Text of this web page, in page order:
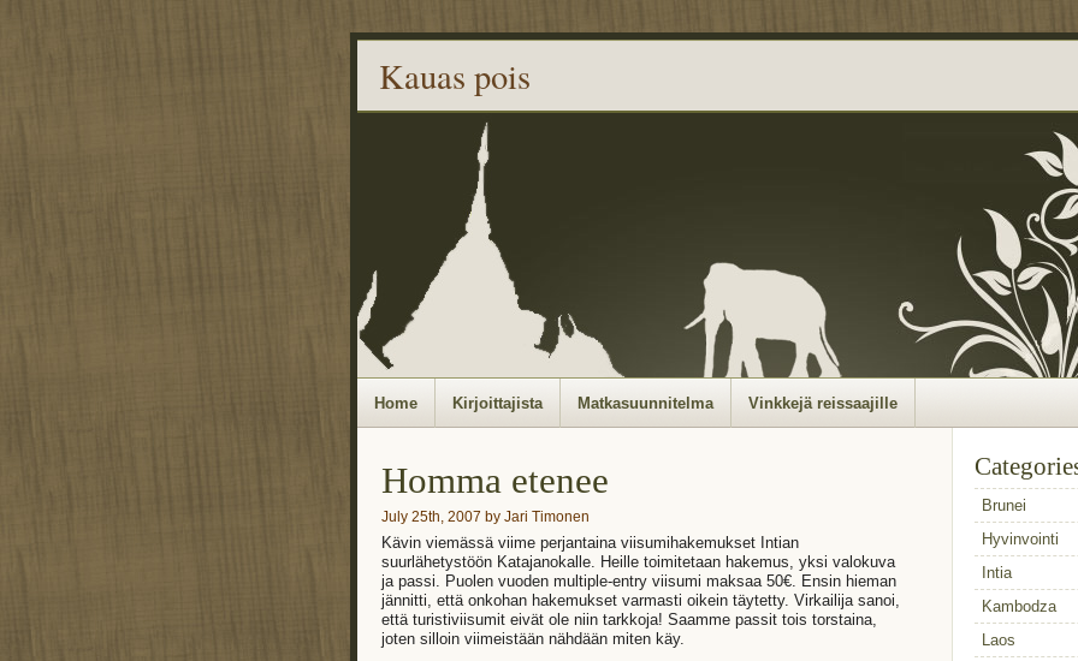
Kauas pois
Home Kirjoittajista Matkasuunnitelma Vinkkejä reissaajille
Homma etenee
July 25th, 2007 by Jari Timonen
Kävin viemässä viime perjantaina viisumihakemukset Intian
suurlähetystöön Katajanokalle. Heille toimitetaan hakemus, yksi valokuva
ja passi. Puolen vuoden multiple-entry viisumi maksaa 50€. Ensin hieman
jännitti, että onkohan hakemukset varmasti oikein täytetty. Virkailija sanoi,
että turistiviisumit eivät ole niin tarkkoja! Saamme passit tois torstaina,
joten silloin viimeistään nähdään miten käy.
Brunei
Hyvinvointi
Intia
Kambodza
Laos